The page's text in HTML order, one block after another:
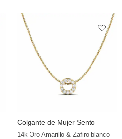
Colgante de Mujer Sento
14k Oro Amarillo & Zafiro blanco